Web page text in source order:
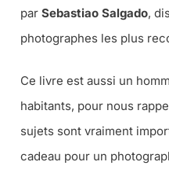
par Sebastiao Salgado,
photographes les plus
Ce livre est aussi un
habitants, pour nous
sujets sont vraiment
cadeau pour un